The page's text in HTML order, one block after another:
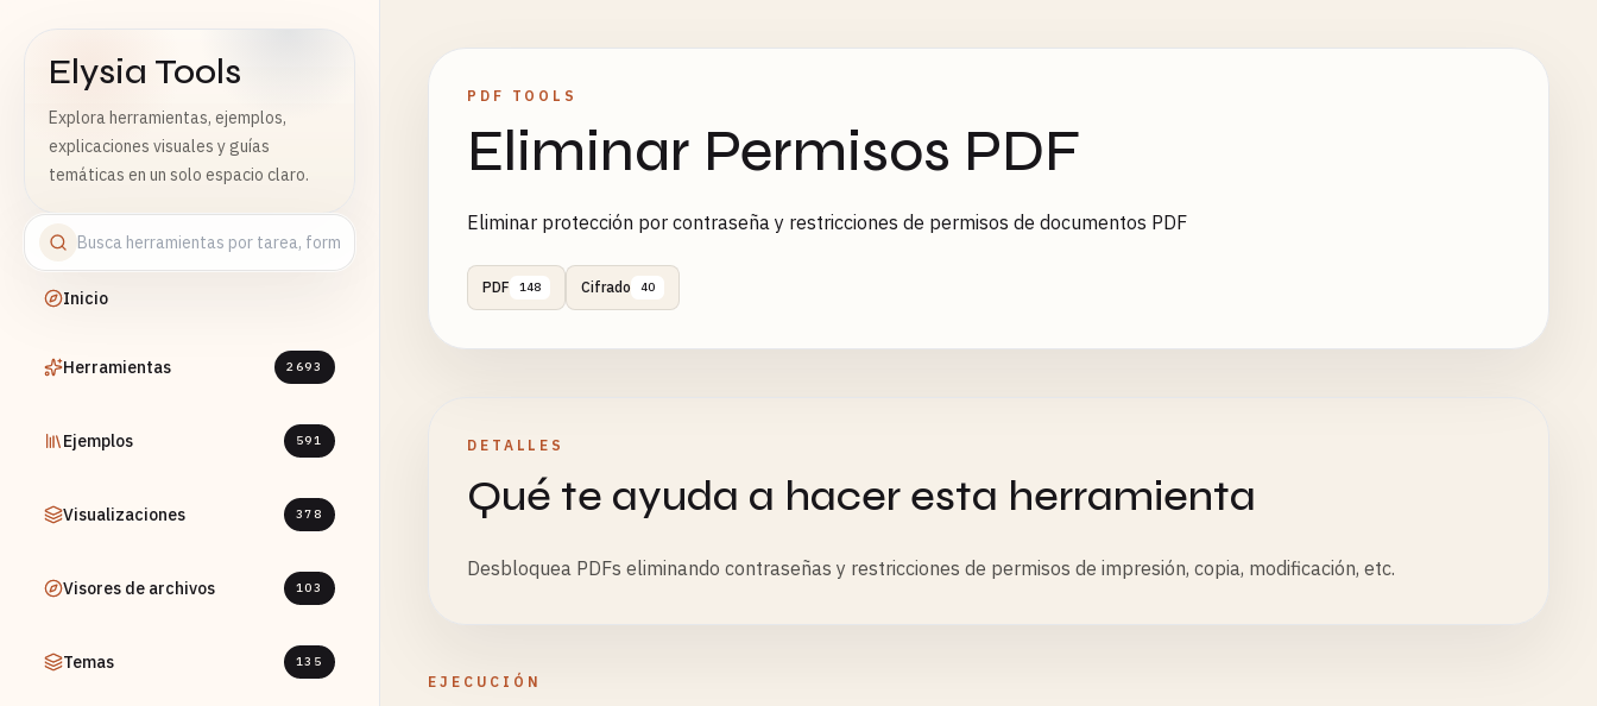
Elysia Tools
Explora herramientas, ejemplos,
explicaciones visuales y guías
temáticas en un solo espacio claro.
Inicio
Herramientas 2693
Ejemplos 591
Visualizaciones 378
Visores de archivos 103
Temas 135
PDF TOOLS
Eliminar Permisos PDF
Eliminar protección por contraseña y restricciones de permisos de documentos PDF
PDF 148 Cifrado 40
DETALLES
Qué te ayuda a hacer esta herramienta
Desbloquea PDFs eliminando contraseñas y restricciones de permisos de impresión, copia, modificación, etc.
EJECUCIÓN